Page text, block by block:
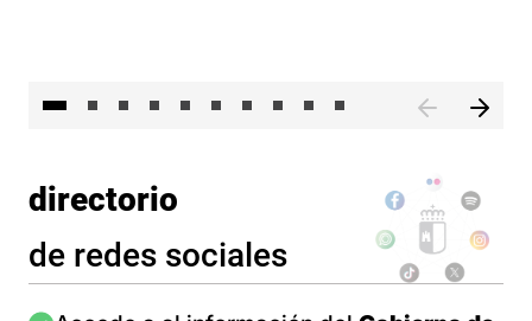
directorio
de redes sociales